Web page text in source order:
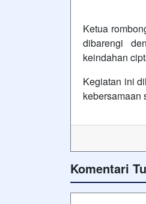
Ketua
dibarengi
keindahan
Kegiatan ini
kebersamaan
Komentari